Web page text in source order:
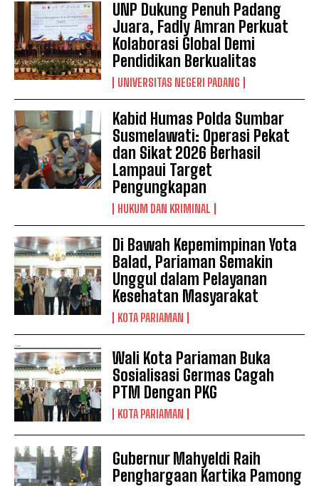
UNP Dukung Penuh Padang
Juara, Fadly Amran Perkuat
Kolaborasi Global Demi
Pendidikan Berkualitas
UNIVERSITAS NEGERI PADANG
Kabid Humas Polda Sumbar
Susmelawati: Operasi Pekat
dan Sikat 2026 Berhasil
Lampaui Target
Pengungkapan
HUKUM DAN KRIMINAL
Di Bawah Kepemimpinan Yota
Balad, Pariaman Semakin
Unggul dalam Pelayanan
Kesehatan Masyarakat
KOTA PARIAMAN
Wali Kota Pariaman Buka
Sosialisasi Germas Cagah
PTM Dengan PKG
KOTA PARIAMAN
Gubernur Mahyeldi Raih
Penghargaan Kartika Pamong